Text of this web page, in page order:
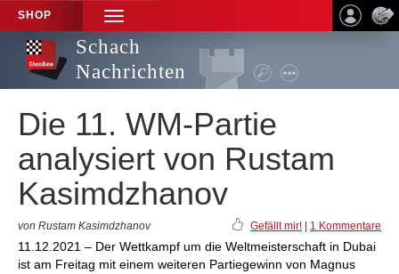
SHOP
TOGGLE
NAVIGATION
Schach
Nachrichten
Die 11. WM-Partie
analysiert von Rustam
Kasimdzhanov
von Rustam Kasimdzhanov Gefällt mir! 1 Kommentare
11.12.2021 – Der Wettkampf um die Weltmeisterschaft in Dubai
ist am Freitag mit einem weiteren Partiegewinn von Magnus